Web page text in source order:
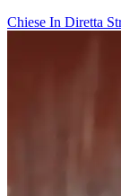
Chiese In Diretta